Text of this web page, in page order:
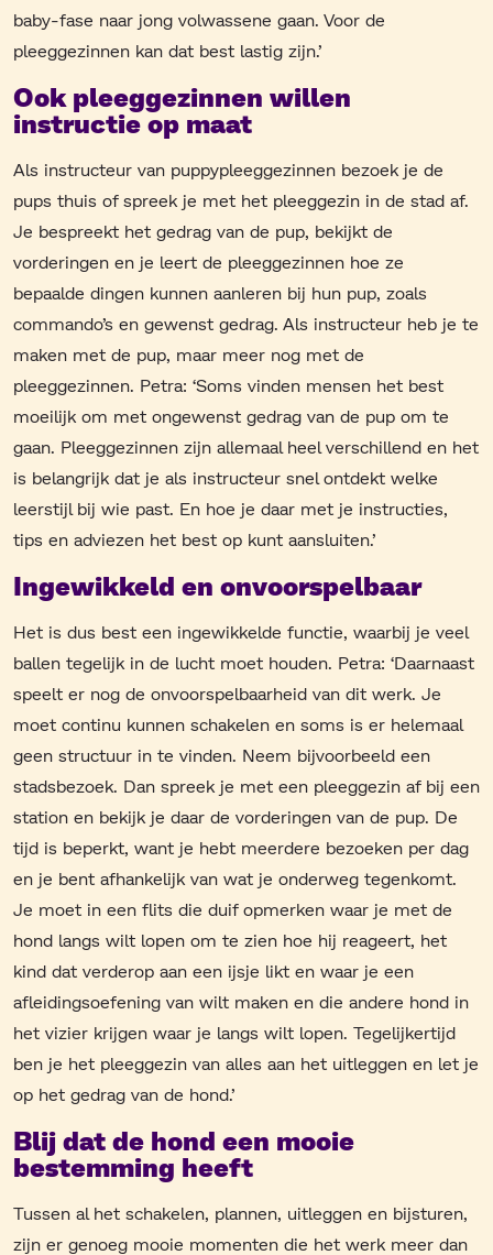
baby-fase naar jong volwassene gaan. Voor de
pleeggezinnen kan dat best lastig zijn.’
Ook pleeggezinnen willen
instructie op maat
Als instructeur van puppypleeggezinnen bezoek je de
pups thuis of spreek je met het pleeggezin in de stad af.
Je bespreekt het gedrag van de pup, bekijkt de
vorderingen en je leert de pleeggezinnen hoe ze
bepaalde dingen kunnen aanleren bij hun pup, zoals
commando’s en gewenst gedrag. Als instructeur heb je te
maken met de pup, maar meer nog met de
pleeggezinnen. Petra: ‘Soms vinden mensen het best
moeilijk om met ongewenst gedrag van de pup om te
gaan. Pleeggezinnen zijn allemaal heel verschillend en het
is belangrijk dat je als instructeur snel ontdekt welke
leerstijl bij wie past. En hoe je daar met je instructies,
tips en adviezen het best op kunt aansluiten.’
Ingewikkeld en onvoorspelbaar
Het is dus best een ingewikkelde functie, waarbij je veel
ballen tegelijk in de lucht moet houden. Petra: ‘Daarnaast
speelt er nog de onvoorspelbaarheid van dit werk. Je
moet continu kunnen schakelen en soms is er helemaal
geen structuur in te vinden. Neem bijvoorbeeld een
stadsbezoek. Dan spreek je met een pleeggezin af bij een
station en bekijk je daar de vorderingen van de pup. De
tijd is beperkt, want je hebt meerdere bezoeken per dag
en je bent afhankelijk van wat je onderweg tegenkomt.
Je moet in een flits die duif opmerken waar je met de
hond langs wilt lopen om te zien hoe hij reageert, het
kind dat verderop aan een ijsje likt en waar je een
afleidingsoefening van wilt maken en die andere hond in
het vizier krijgen waar je langs wilt lopen. Tegelijkertijd
ben je het pleeggezin van alles aan het uitleggen en let je
op het gedrag van de hond.’
Blij dat de hond een mooie
bestemming heeft
Tussen al het schakelen, plannen, uitleggen en bijsturen,
zijn er genoeg mooie momenten die het werk meer dan